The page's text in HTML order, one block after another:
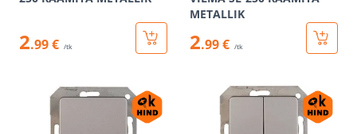
2.99 € /tk
METALLIK
2.99 € /tk